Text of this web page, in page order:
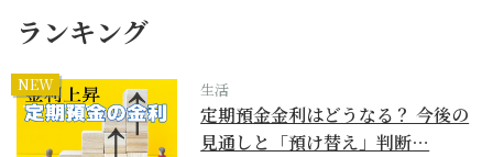
ランキング
NEW 生活
定期預金金利はどうなる？ 今後の
見通しと「預け替え」判断…